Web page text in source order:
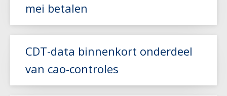
mei betalen
Lees meer
CDT-data binnenkort onderdeel
van cao-controles